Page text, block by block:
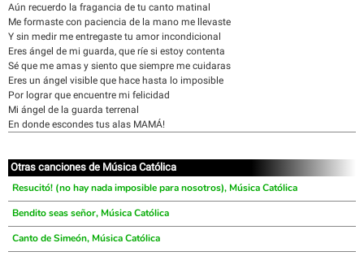
Aún recuerdo la fragancia de tu canto matinal
Me formaste con paciencia de la mano me llevaste
Y sin medir me entregaste tu amor incondicional
Eres ángel de mi guarda, que ríe si estoy contenta
Sé que me amas y siento que siempre me cuidaras
Eres un ángel visible que hace hasta lo imposible
Por lograr que encuentre mi felicidad
Mi ángel de la guarda terrenal
En donde escondes tus alas MAMÁ!
Otras canciones de Música Católica
Resucitó! (no hay nada imposible para nosotros), Música Católica
Bendito seas señor, Música Católica
Canto de Simeón, Música Católica